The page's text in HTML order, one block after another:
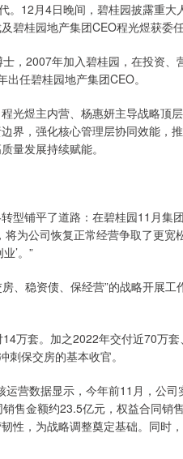
12月4日晚间，碧桂园披露重大
碧桂园地产集团CEO程光煜获委任
2007年加入碧桂园，在投资、
任碧桂园地产集团CEO。
煜主内营、杨惠妍主导战略顶
界，强化核心管理层协同效能，
量发展持续赋能。
铺平了道路：在碧桂园11月集
为公司恢复正常经营争取了更
’。”
稳资债、保经营”的战略开展工
套。加之2022年交付近70万
保交房的基本收官。
营数据显示，今年前11月，公司
售金额约23.5亿元，权益合同销
性，为战略调整奠定基础。同时